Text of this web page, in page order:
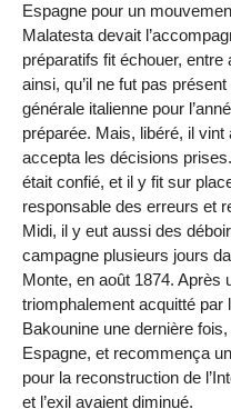
Espagne pour un
Malatesta devait
préparatifs fit échouer,
ainsi, qu’il ne fut pas
générale italienne pour
préparée. Mais, libéré, il
accepta les décisions
était confié, et il y fit sur
responsable des erreurs et
Midi, il y eut aussi des
campagne plusieurs jours
Monte, en août 1874. Après
triomphalement acquitté par
Bakounine une dernière
Espagne, et recommença
pour la reconstruction de
et l’exil avaient diminué.